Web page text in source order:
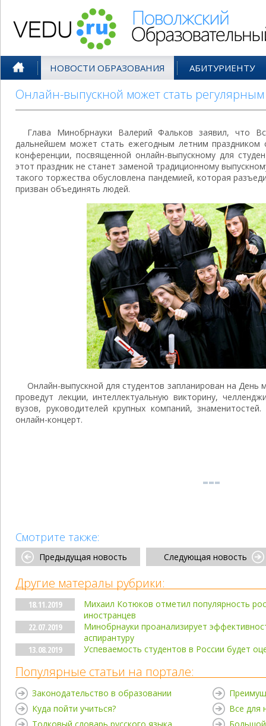
НОВОСТИ ОБРАЗОВАНИЯ АБИТУРИЕНТУ
Онлайн-выпускной может стать регулярным
Глава Минобрнауки Валерий Фальков заявил, что
дальнейшем может стать ежегодным летним праздником
конференции, посвященной онлайн-выпускному для
этот праздник не станет заменой традиционному
такого торжества обусловлена пандемией, которая
призван объединять людей.
Онлайн-выпускной для студентов запланирован на
проведут лекции, интеллектуальную викторину,
вузов, руководителей крупных компаний,
онлайн-концерт.
Смотрите также:
Предыдущая новость Следующая новость
Другие матералы рубрики:
18.11.2019
Михаил Котюков отметил популярность
иностранцев
22.07.2019
Минобрнауки проанализирует
аспирантуру
13.08.2019
Успеваемость студентов в России будет
Популярные статьи на портале:
Законодательство в образовании
Куда пойти учиться?
Все для